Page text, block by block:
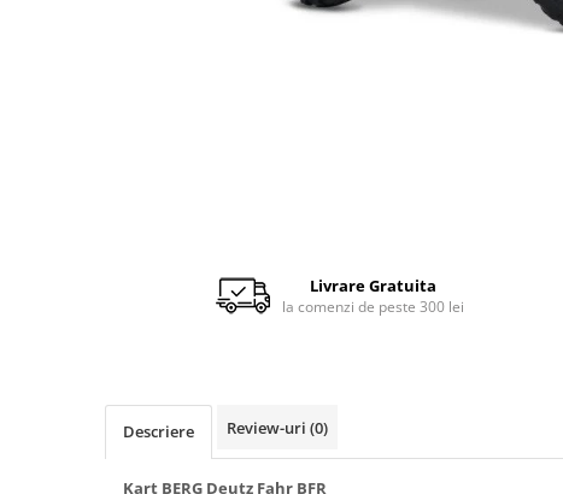
Pat copii 160 x 80 cm
Livrare Gratuita
la comenzi de peste 300 lei
Descriere Review-uri (0)
Kart BERG Deutz Fahr BFR